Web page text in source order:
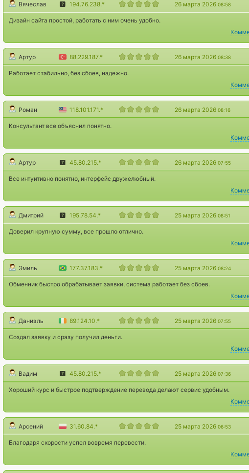
Вячеслав 194.76.238.* 26 марта 2026 08:58
Дизайн сайта простой, работать с ним очень удобно.
Артур 88.229.187.* 26 марта 2026 08:38
Работает стабильно, без сбоев, надежно.
Роман 118.101.171.* 26 марта 2026 08:16
Консультант все объяснил понятно.
Артур 45.80.215.* 26 марта 2026 07:55
Все интуитивно понятно, интерфейс дружелюбный.
Дмитрий 195.78.54.* 25 марта 2026 08:51
Доверил крупную сумму, все прошло отлично.
Эмиль 177.37.183.* 25 марта 2026 08:24
Обменник быстро обрабатывает заявки, система работает без сбоев.
Даниэль 89.124.10.* 25 марта 2026 07:55
Создал заявку и сразу получил деньги.
Вадим 45.80.215.* 25 марта 2026 07:36
Хороший курс и быстрое подтверждение перевода делают сервис удобным.
Арсений 31.60.84.* 25 марта 2026 06:53
Благодаря скорости успел вовремя перевести.